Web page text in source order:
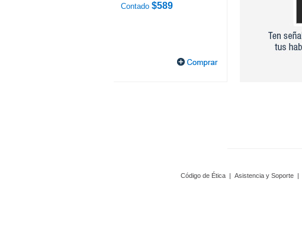
Contado $589
Código de Ética | Asistencia y Soporte |